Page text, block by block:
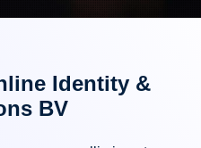
Identity &
BV